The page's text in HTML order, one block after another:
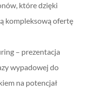
które dzięki
kompleksową ofertę
– prezentacja
wypadowej do
na potencjał